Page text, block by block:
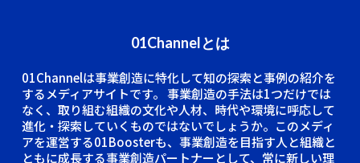
01Channelとは
01Channelは事業創造に特化して知の探索と事例の紹介を
するメディアサイトです。 事業創造の手法は1つだけでは
なく、取り組む組織の文化や人材、時代や環境に呼応して
進化・探索していくものではないでしょうか。このメディ
アを運営する01Boosterも、事業創造を目指す人と組織と
ともに成長する事業創造パートナーとして、常に新しい理